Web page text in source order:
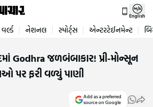
English
વર્લ્ડ નેશનલ સ્પોર્ટ્સ એન્ટરટેઈનમેન્ટ
Godhra જળબંબાકાર! પ્રી-મોન્સૂન
પર ફરી વળ્યું પાણી
Add as a preferred
source on Google